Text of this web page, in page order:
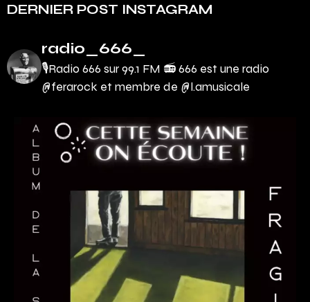
DERNIER POST INSTAGRAM
radio_666_
🎙Radio 666 sur 99.1 FM 📻666 est une radio
@ferarock et membre de @l.amusicale